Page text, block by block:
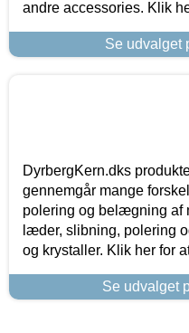
andre accessories. Klik
Se udvalget
DyrbergKern.dks
gennemgår mange
polering og belægning af
læder, slibning, polering
og krystaller. Klik her for
Se udvalget